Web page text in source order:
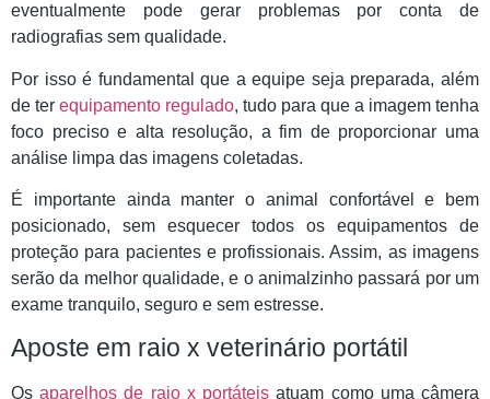
eventualmente pode gerar problemas por conta de
radiografias sem qualidade.
Por isso é fundamental que a equipe seja preparada, além
de ter equipamento regulado, tudo para que a imagem tenha
foco preciso e alta resolução, a fim de proporcionar uma
análise limpa das imagens coletadas.
É importante ainda manter o animal confortável e bem
posicionado, sem esquecer todos os equipamentos de
proteção para pacientes e profissionais. Assim, as imagens
serão da melhor qualidade, e o animalzinho passará por um
exame tranquilo, seguro e sem estresse.
Aposte em raio x veterinário portátil
Osaparelhos de raio x portáteis atuam como uma câmera